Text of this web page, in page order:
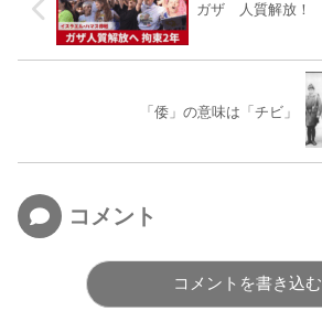
ガザ 人質解放！
「倭」の意味は「チビ」
コメント
コメントを書き込む